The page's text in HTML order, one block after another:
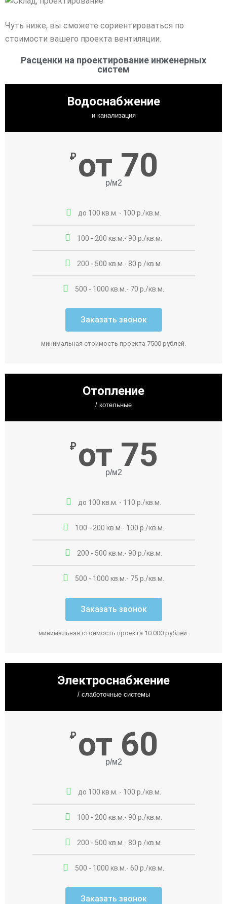
Чуть ниже, вы сможете сориентироваться по
стоимости вашего проекта вентиляции.
Расценки на проектирование инженерных
систем
Водоснабжение
и канализация
₽ от 70
р/м2
до 100 кв.м. - 100 р./кв.м.
100 - 200 кв.м.- 90 р./кв.м.
200 - 500 кв.м.- 80 р./кв.м.
500 - 1000 кв.м.- 70 р./кв.м.
Заказать звонок
минимальная стоимость проекта 7500 рублей.
Отопление
/ котельные
₽ от 75
р/м2
до 100 кв.м. - 110 р./кв.м.
100 - 200 кв.м.- 100 р./кв.м.
200 - 500 кв.м.- 90 р./кв.м.
500 - 1000 кв.м.- 75 р./кв.м.
Заказать звонок
минимальная стоимость проекта 10 000 рублей.
Электроснабжение
/ слаботочные системы
₽ от 60
р/м2
до 100 кв.м. - 100 р./кв.м.
100 - 200 кв.м.- 90 р./кв.м.
200 - 500 кв.м.- 80 р./кв.м.
500 - 1000 кв.м.- 60 р./кв.м.
Заказать звонок